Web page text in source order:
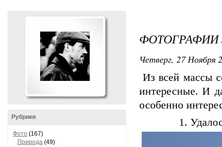
Рубрики
Фото (167)
Природа (49)
Четверг, 27 Ноября
Из всей массы
интересные. И
особенно
1.